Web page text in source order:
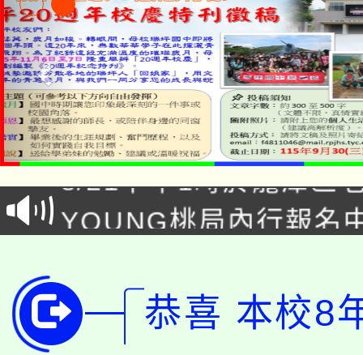
「本色祭」8/29、30在
8/21下午1時於龍潭區
徵才活動。
YOUNG桃局內行報名
開!
115年桃園市運動會8/
田徑場及游泳池舉行。
桃園市低收入戶享有免
恭喜 本校8